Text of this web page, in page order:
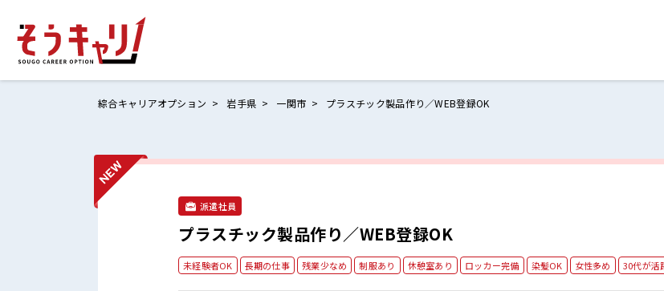
ログイン 閉じる
ホームにもどる
お気に入りリスト
お問い合わせ
綜合キャリアオプション 岩手県 一関市 プラスチック製品作り／WEB登録OK
派遣社員
プラスチック製品作り／WEB登録OK
未経験者OK 長期の仕事 残業少なめ 制服あり 休憩室あり ロッカー完備 染髪OK 女性多め 30代が活